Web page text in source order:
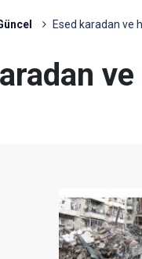
Esed karadan ve